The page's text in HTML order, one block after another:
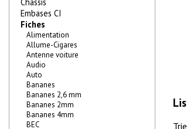
Embases CI
Fiches
Alimentation
Allume-Cigares
Antenne voiture
Audio
Auto
Bananes
Bananes 2,6 mm
Bananes 2mm
Bananes 4mm
BEC